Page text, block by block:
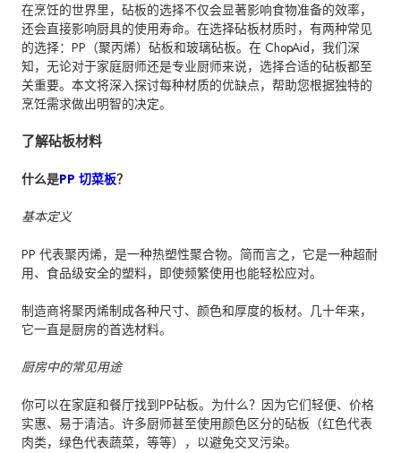
在烹饪的世界里，砧板的选择不仅会显著影响食物准备的效率，
还会直接影响厨具的使用寿命。在选择砧板材质时，有两种常见
的选择：PP（聚丙烯）砧板和玻璃砧板。在 ChopAid，我们深
知，无论对于家庭厨师还是专业厨师来说，选择合适的砧板都至
关重要。本文将深入探讨每种材质的优缺点，帮助您根据独特的
烹饪需求做出明智的决定。
了解砧板材料
什么是PP 切菜板？
基本定义
PP 代表聚丙烯，是一种热塑性聚合物。简而言之，它是一种超耐
用、食品级安全的塑料，即使频繁使用也能轻松应对。
制造商将聚丙烯制成各种尺寸、颜色和厚度的板材。几十年来，
它一直是厨房的首选材料。
厨房中的常见用途
你可以在家庭和餐厅找到PP砧板。为什么？因为它们轻便、价格
实惠、易于清洁。许多厨师甚至使用颜色区分的砧板（红色代表
肉类，绿色代表蔬菜，等等），以避免交叉污染。